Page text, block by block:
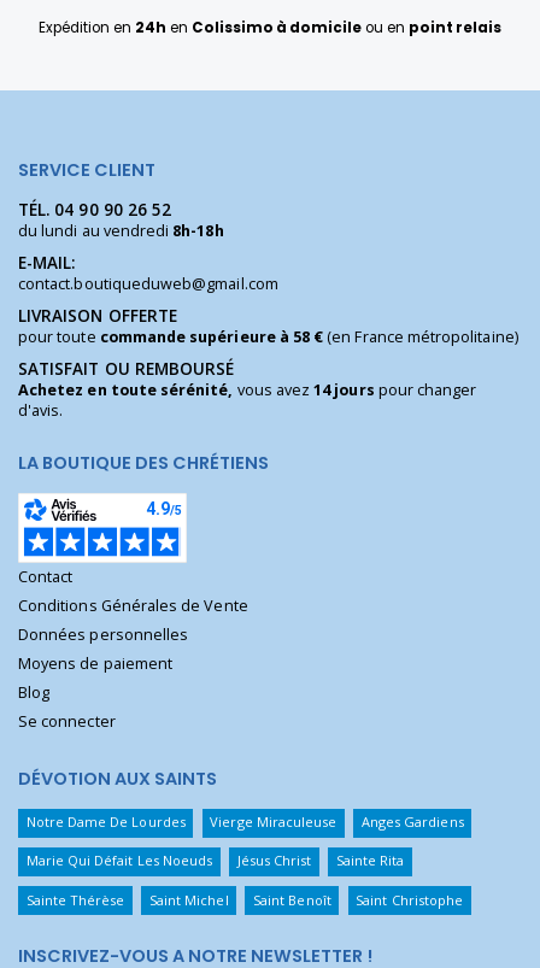
Expédition en 24h en Colissimo à domicileou en point relais
SERVICE CLIENT
TÉL. 04 90 90 26 52
du lundi au vendredi 8h-18h
E-MAIL:
contact.boutiqueduweb@gmail.com
LIVRAISON OFFERTE
pour toute commande supérieure à 58 €(en France métropolitaine)
SATISFAIT OU REMBOURSÉ
Achetez en toute sérénité, vous avez14 jours pour changer
d'avis.
LA BOUTIQUE DES CHRÉTIENS
Contact
Conditions Générales de Vente
Données personnelles
Moyens de paiement
Blog
Se connecter
DÉVOTION AUX SAINTS
Notre Dame De Lourdes Vierge Miraculeuse Anges Gardiens
Marie Qui Défait Les Noeuds Jésus Christ Sainte Rita
Sainte Thérèse Saint Michel Saint Benoît Saint Christophe
INSCRIVEZ-VOUS A NOTRE NEWSLETTER !